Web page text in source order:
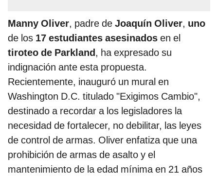
Manny Oliver, padre de Joaquín Oliver, uno
de los 17 estudiantes asesinados en el
tiroteo de Parkland, ha expresado su
indignación ante esta propuesta.
Recientemente, inauguró un mural en
Washington D.C. titulado "Exigimos Cambio",
destinado a recordar a los legisladores la
necesidad de fortalecer, no debilitar, las leyes
de control de armas. Oliver enfatiza que una
prohibición de armas de asalto y el
mantenimiento de la edad mínima en 21 años